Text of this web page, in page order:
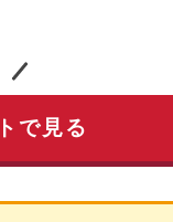
で見る